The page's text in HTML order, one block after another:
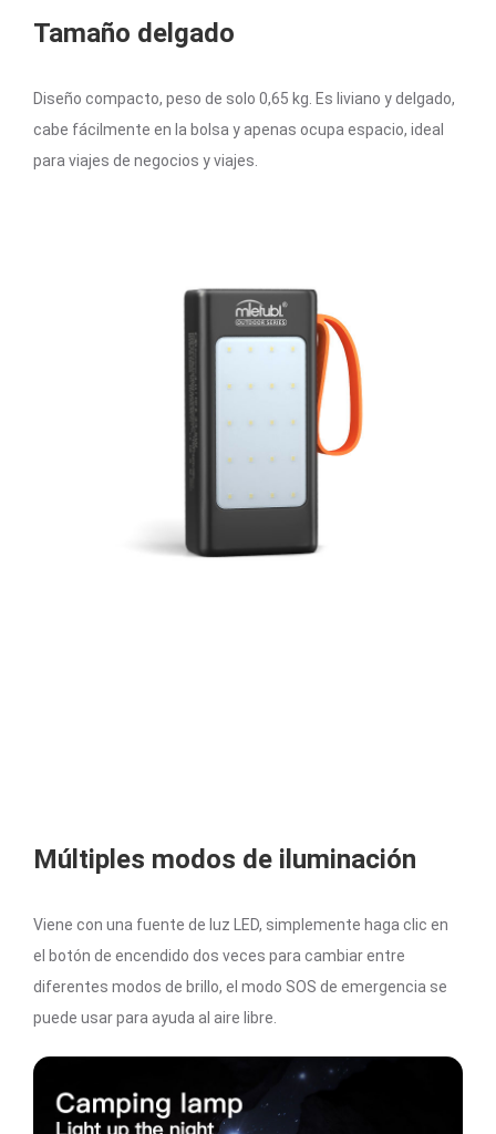
Tamaño delgado
Diseño compacto, peso de solo 0,65 kg. Es liviano y delgado,
cabe fácilmente en la bolsa y apenas ocupa espacio, ideal
para viajes de negocios y viajes.
Múltiples modos de iluminación
Viene con una fuente de luz LED, simplemente haga clic en
el botón de encendido dos veces para cambiar entre
diferentes modos de brillo, el modo SOS de emergencia se
puede usar para ayuda al aire libre.